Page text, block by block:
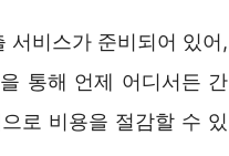
서비스가 준비되어 있어,
통해 언제 어디서든 간
로 비용을 절감할 수 있